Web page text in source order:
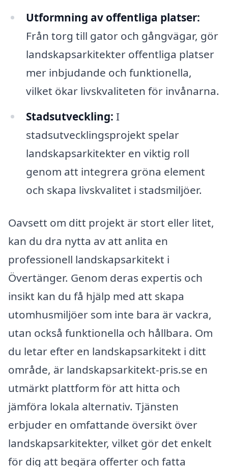
Utformning av offentliga platser:
Från torg till gator och gångvägar, gör
landskapsarkitekter offentliga platser
mer inbjudande och funktionella,
vilket ökar livskvaliteten för invånarna.
Stadsutveckling: I
stadsutvecklingsprojekt spelar
landskapsarkitekter en viktig roll
genom att integrera gröna element
och skapa livskvalitet i stadsmiljöer.
Oavsett om ditt projekt är stort eller litet,
kan du dra nytta av att anlita en
professionell landskapsarkitekt i
Övertänger. Genom deras expertis och
insikt kan du få hjälp med att skapa
utomhusmiljöer som inte bara är vackra,
utan också funktionella och hållbara. Om
du letar efter en landskapsarkitekt i ditt
område, är landskapsarkitekt-pris.se en
utmärkt plattform för att hitta och
jämföra lokala alternativ. Tjänsten
erbjuder en omfattande översikt över
landskapsarkitekter, vilket gör det enkelt
för dig att begära offerter och fatta